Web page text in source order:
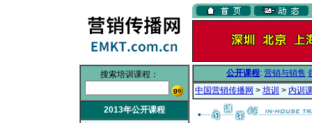
搜索培训课程：
2013年公开课程
公开课程: 营销与销售
中国营销传播网 > 培训 > 内训